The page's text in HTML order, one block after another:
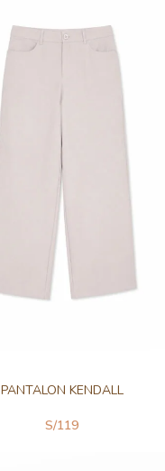
PANTALON KENDALL
S/119